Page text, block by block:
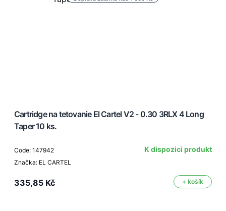
Cartridge na tetovanie El Cartel V2 - 0.30 3RLX 4 Long
Taper 10 ks.
Code: 147942
Značka: EL CARTEL
K dispozici produkt
335,85 Kč + košík